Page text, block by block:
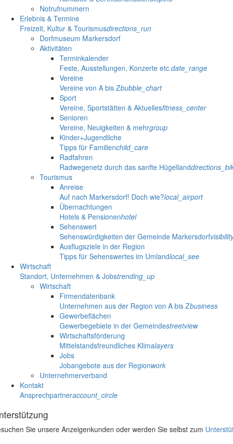
Notrufnummern
Erlebnis & Termine
Freizeit, Kultur & Tourismusdirections_run
Dorfmuseum Markersdorf
Aktivitäten
Terminkalender
Feste, Ausstellungen, Konzerte etc.date_range
Vereine
Vereine von A bis Zbubble_chart
Sport
Vereine, Sportstätten & Aktuellesfitness_center
Senioren
Vereine, Neuigkeiten & mehrgroup
Kinder+Jugendliche
Tipps für Familienchild_care
Radfahren
Radwegenetz durch das sanfte Hügelland
Tourismus
Anreise
Auf nach Markersdorf! Doch wie?local_airport
Übernachtungen
Hotels & Pensionenhotel
Sehenswert
Sehenswürdigkeiten der Gemeinde Markersdorf
Ausflugsziele in der Region
Tipps für Sehenswertes im Umlandlocal_see
Wirtschaft
Standort, Unternehmen & Jobstrending_up
Wirtschaft
Firmendatenbank
Unternehmen aus der Region von A bis Zbusiness
Gewerbeflächen
Gewerbegebiete in der Gemeindestreetview
Wirtschaftsförderung
Mittelstandsfreundliches Klimalayers
Jobs
Jobangebote aus der Regionwork
Unternehmerverband
Kontakt
Ansprechpartneraccount_circle
Sie unsere Anzeigenkunden oder werden Sie selbst zum